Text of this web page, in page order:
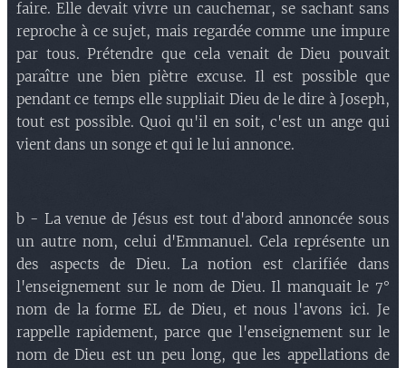
faire. Elle devait vivre un cauchemar, se sachant sans
reproche à ce sujet, mais regardée comme une impure
par tous. Prétendre que cela venait de Dieu pouvait
paraître une bien piètre excuse. Il est possible que
pendant ce temps elle suppliait Dieu de le dire à Joseph,
tout est possible. Quoi qu'il en soit, c'est un ange qui
vient dans un songe et qui le lui annonce.
b - La venue de Jésus est tout d'abord annoncée sous
un autre nom, celui d'Emmanuel. Cela représente un
des aspects de Dieu. La notion est clarifiée dans
l'enseignement sur le nom de Dieu. Il manquait le 7°
nom de la forme EL de Dieu, et nous l'avons ici. Je
rappelle rapidement, parce que l'enseignement sur le
nom de Dieu est un peu long, que les appellations de